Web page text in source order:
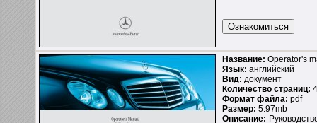
Название: Operator's
Язык: английский
Вид: документ
Количество страниц:
Формат файла: pdf
Размер: 5.97mb
Описание: